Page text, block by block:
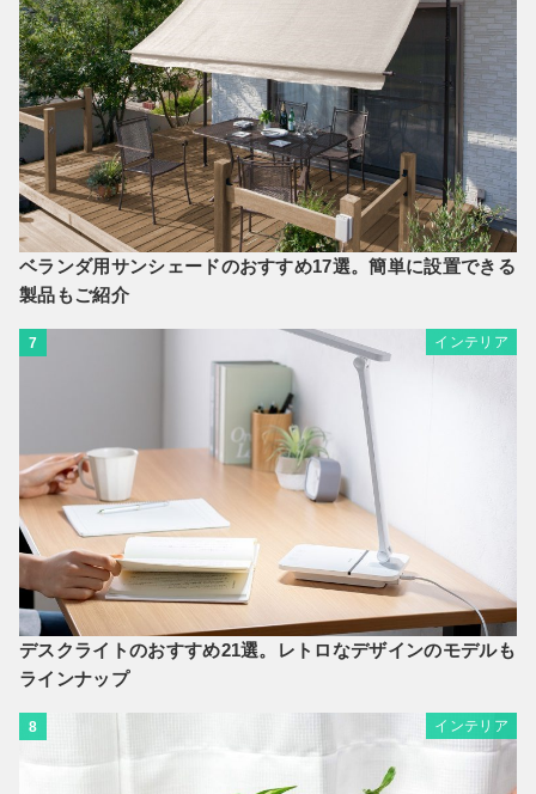
ベランダ用サンシェードのおすすめ17選。簡単に設置できる
製品もご紹介
7 インテリア
デスクライトのおすすめ21選。レトロなデザインのモデルも
ラインナップ
8 インテリア